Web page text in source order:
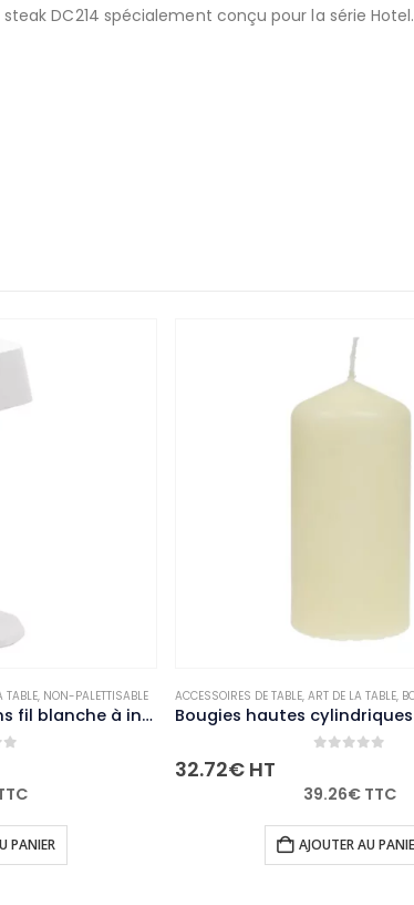
DC214 spécialement conçu pour la série Hotel.
TABLE, NON-PALETTISABLE
Lampe de table LED sans fil blanche à intensité variable Securit Georgina avec câble de chargement magnétique
PANIER
ACCESSOIRES DE TABLE, ART DE LA TABLE,
32.72€ HT
39.26€TTC
AJOUTER AU